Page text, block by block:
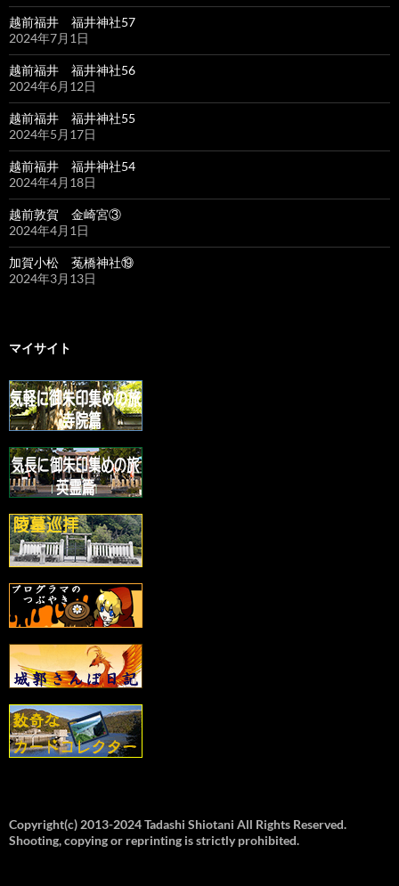
越前福井 福井神社57
2024年7月1日
越前福井 福井神社56
2024年6月12日
越前福井 福井神社55
2024年5月17日
越前福井 福井神社54
2024年4月18日
越前敦賀 金崎宮③
2024年4月1日
加賀小松 菟橋神社⑲
2024年3月13日
マイサイト
Copyright(c) 2013-2024 Tadashi Shiotani All Rights Reserved.
Shooting, copying or reprinting is strictly prohibited.